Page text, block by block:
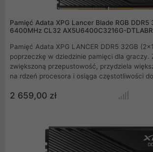
Pamięć Adata XPG Lancer Blade RGB DDR5
6400MHz CL32 AX5U6400C3216G-
Pamięć Adata XPG LANCER DDR5 32GB
poprzeczkę w dziedzinie pamięci dla graczy.
zwiększoną przepustowość, przydziela
na rdzeń procesora i osiąga częstotliwości
więcej, jest ona wyposażona w PMIC
Integrated Circuit) i ECC (Error Correcting
2 659,00 zł